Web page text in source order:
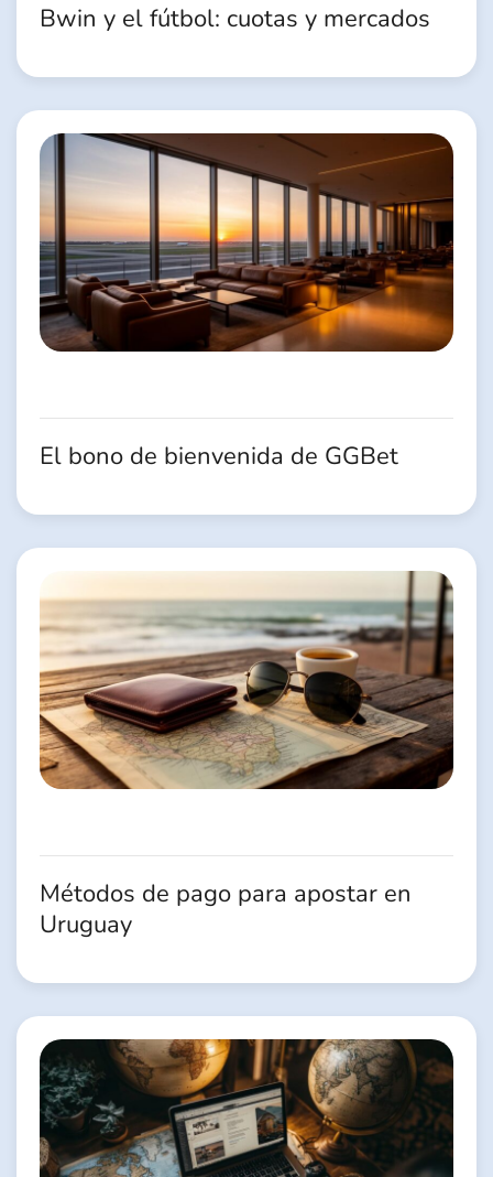
Bwin y el fútbol: cuotas y mercados
El bono de bienvenida de GGBet
Métodos de pago para apostar en
Uruguay